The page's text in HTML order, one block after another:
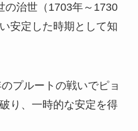
の治世（1703年～1730
安定した時期として知
プルートの戦いでピョ
り、一時的な安定を得